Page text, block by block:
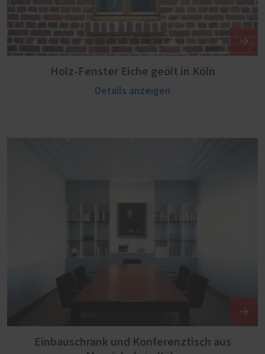
Holz-Fenster Eiche geölt in Köln
Details anzeigen
Einbauschrank und Konferenztisch aus